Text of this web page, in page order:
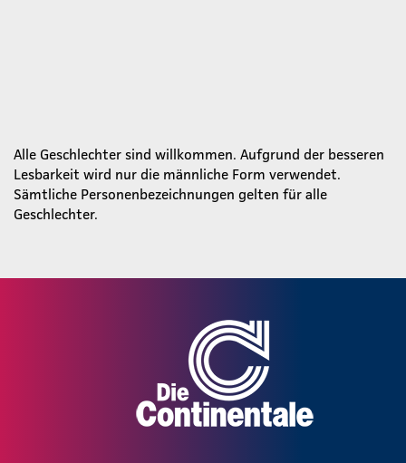
Alle Geschlechter sind willkommen. Aufgrund der besseren
Lesbarkeit wird nur die männliche Form verwendet.
Sämtliche Personenbezeichnungen gelten für alle
Geschlechter.